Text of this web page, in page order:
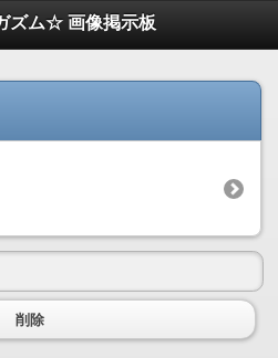
ズム☆ 画像掲示板
削除